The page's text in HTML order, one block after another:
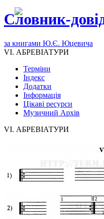
Словник-
за книгами Ю.Є. Юцевича
VI. АБРЕВІАТУРИ
Терміни
Індекс
Додатки
Інформація
Цікаві ресурси
Музичний Архів
VI. АБРЕВІАТУРИ